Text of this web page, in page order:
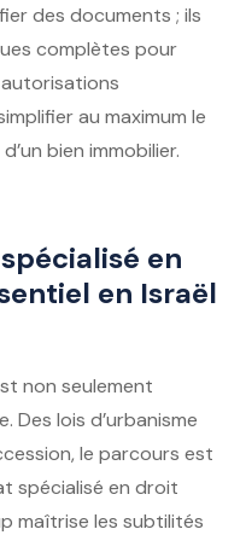
des documents ; ils
complètes pour
au maximum le
bien immobilier.
en
en Israël
non seulement
Des lois d’urbanisme
le parcours est
spécialisé en droit
maîtrise les subtilités